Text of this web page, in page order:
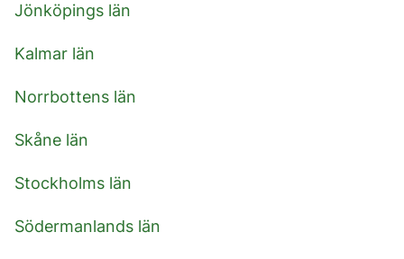
Jönköpings län
Kalmar län
Norrbottens län
Skåne län
Stockholms län
Södermanlands län